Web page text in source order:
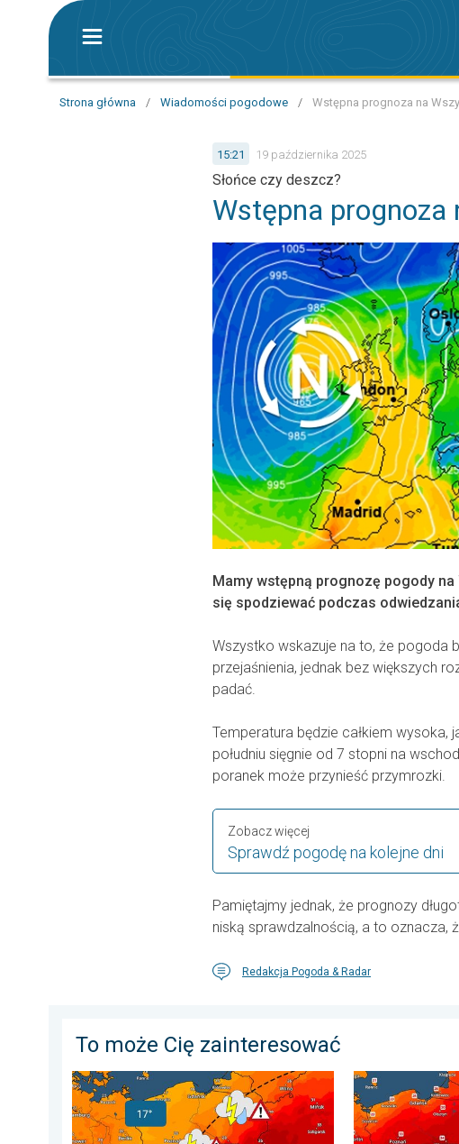
Strona główna / Wiadomości pogodowe / Wstępna prognoza na
15:21 19 października 2025
Słońce czy deszcz?
Wstępna prognoza
Mamy wstępną prognozę pogody
się spodziewać podczas
Wszystko wskazuje na to, że pogoda
przejaśnienia, jednak bez większych
padać.
Temperatura będzie całkiem
południu sięgnie od 7 stopni na
poranek może przynieść przymrozki.
Sprawdź pogodę na kolejne dni
Zobacz więcej
Pamiętajmy jednak, że prognozy
niską sprawdzalnością, a to oznacza,
Redakcja Pogoda & Radar
To może Cię zainteresować
20 stopni różnicy. Kontrast termiczny. . . sobota, 1 sierpnia
Opadów będzie